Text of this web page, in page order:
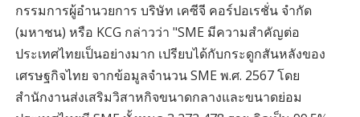
กรรมการผู้อำนวยการ บริษัท เคซีจี คอร์ปอเรชั่น จำกัด
(มหาชน) หรือ KCG กล่าวว่า "SME มีความสำคัญต่อ
ประเทศไทยเป็นอย่างมาก เปรียบได้กับกระดูกสันหลังของ
เศรษฐกิจไทย จากข้อมูลจำนวน SME พ.ศ. 2567 โดย
สำนักงานส่งเสริมวิสาหกิจขนาดกลางและขนาดย่อม